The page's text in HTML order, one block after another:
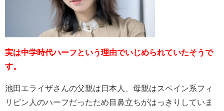
実は中学時代ハーフという理由でいじめられていたそうで
す。
池田エライザさんの父親は日本人、母親はスペイン系フィ
リピン人のハーフだったため目鼻立ちがはっきりしていま